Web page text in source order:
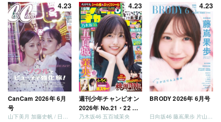
4.23
CanCam 2026年 6月
号
4.23
週刊少年チャンピオン
2026年 No.21・22 合
併号
乃木坂46 五百城茉央
4.23
BRODY 2026年 6月号